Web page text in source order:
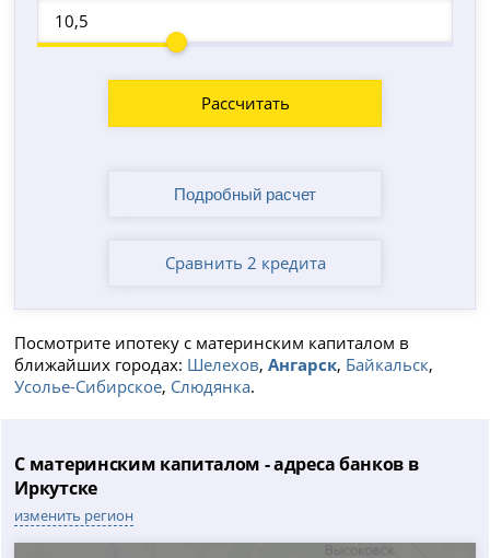
Рассчитать
Сравнить 2 кредита
Посмотрите ипотеку с материнским капиталом в
ближайших городах: Шелехов,Ангарск, Байкальск,
Усолье-Сибирское, Слюдянка.
С материнским капиталом - адреса банков в
Иркутске
изменить регион